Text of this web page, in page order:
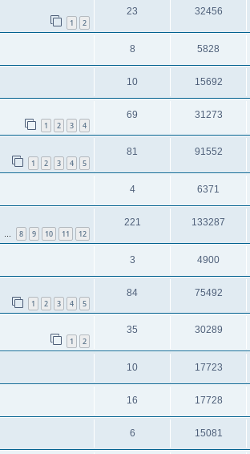
1 2
23 32456
8 5828
10 15692
1 2 3 4
69 31273
1 2 3 4 5
81 91552
4 6371
… 8 9 10 11 12
221 133287
3 4900
1 2 3 4 5
84 75492
1 2
35 30289
10 17723
16 17728
6 15081